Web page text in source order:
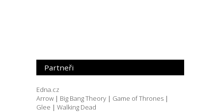
Partneři
Edna.cz
Arrow | Big Bang Theory | Game of Thrones |
Glee | Walking Dead